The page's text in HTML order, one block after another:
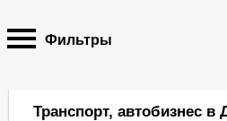
Фильтры
Транспорт, автобизнес в